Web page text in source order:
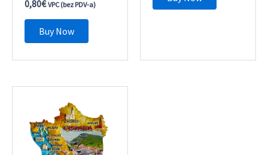
0,80€ VPC (bez PDV-a)
Buy Now